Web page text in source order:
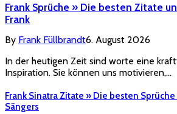
Frank Sprüche » Die besten Zitate
Frank
By Frank Füllbrandt6. August 2026
In der heutigen Zeit sind worte eine
Inspiration. Sie können uns motivieren,…
Frank Sinatra Zitate » Die besten
Sängers